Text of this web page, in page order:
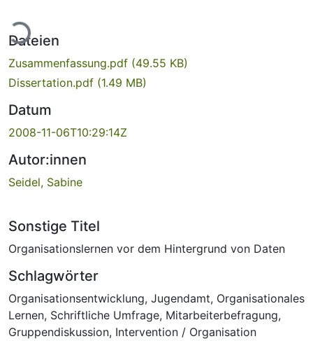
Dateien
Zusammenfassung.pdf (49.55 KB)
Dissertation.pdf (1.49 MB)
Datum
2008-11-06T10:29:14Z
Autor:innen
Seidel, Sabine
Sonstige Titel
Organisationslernen vor dem Hintergrund von Daten
Schlagwörter
Organisationsentwicklung, Jugendamt, Organisationales
Lernen, Schriftliche Umfrage, Mitarbeiterbefragung,
Gruppendiskussion, Intervention / Organisation